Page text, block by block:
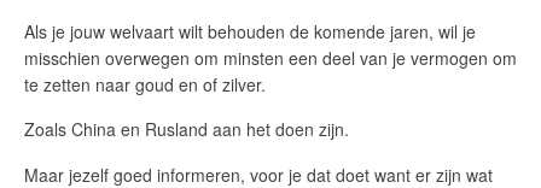
Als je jouw welvaart wilt behouden de komende jaren, wil je
misschien overwegen om minsten een deel van je vermogen om
te zetten naar goud en of zilver.
Zoals China en Rusland aan het doen zijn.
Maar jezelf goed informeren, voor je dat doet want er zijn wat